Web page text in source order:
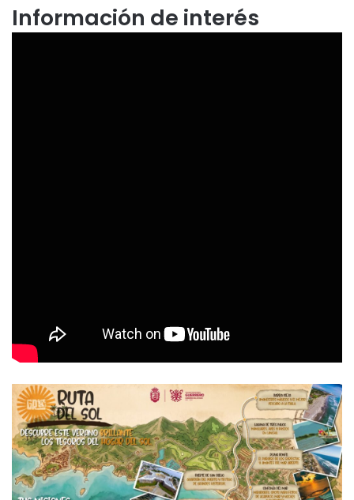
Información de interés